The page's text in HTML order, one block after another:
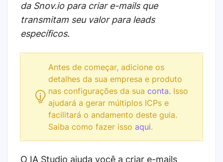
da Snov.io para criar e-mails que
transmitam seu valor para leads
específicos.
Antes de começar, adicione os
detalhes da sua empresa e produto
nas configurações da sua conta. Isso
ajudará a gerar múltiplos ICPs e
facilitará o andamento deste guia.
Saiba como fazer isso aqui.
O IA Studio ajuda você a criar e-mails